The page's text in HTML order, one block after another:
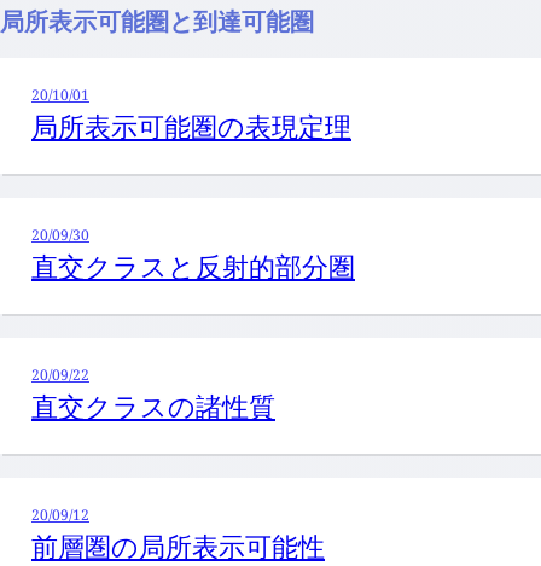
局所表示可能圏と到達可能圏
20/10/01
局所表示可能圏の表現定理
20/09/30
直交クラスと反射的部分圏
20/09/22
直交クラスの諸性質
20/09/12
前層圏の局所表示可能性